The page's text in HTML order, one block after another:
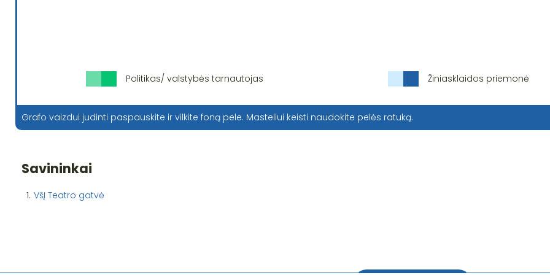
Politikas/ valstybės tarnautojas Žiniasklaidos priemonė
Grafo vaizdui judinti paspauskite ir vilkite foną pele. Masteliui keisti naudokite pelės ratuką.
Savininkai
1. VšĮ Teatro gatvė